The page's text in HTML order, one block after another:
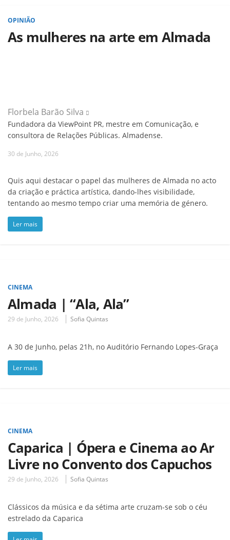
OPINIÃO
As mulheres na arte em Almada
Florbela Barão Silva
Fundadora da ViewPoint PR, mestre em Comunicação, e
consultora de Relações Públicas. Almadense.
30 de Junho, 2026
Quis aqui destacar o papel das mulheres de Almada no acto
da criação e práctica artística, dando-lhes visibilidade,
tentando ao mesmo tempo criar uma memória de género.
Ler mais
CINEMA
Almada | “Ala, Ala”
29 de Junho, 2026 Sofia Quintas
A 30 de Junho, pelas 21h, no Auditório Fernando Lopes-Graça
Ler mais
CINEMA
Caparica | Ópera e Cinema ao Ar
Livre no Convento dos Capuchos
29 de Junho, 2026 Sofia Quintas
Clássicos da música e da sétima arte cruzam-se sob o céu
estrelado da Caparica